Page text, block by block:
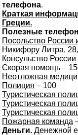
телефона.
Краткая
Греции.
Полезные
Посольство России
Никифору Литра,
Консульство
Скорая помощь –
Неотложная
Полиция – 100
Туристическая
Туристическая
Туристическая
Пожарная команда
Деньги. Денежной